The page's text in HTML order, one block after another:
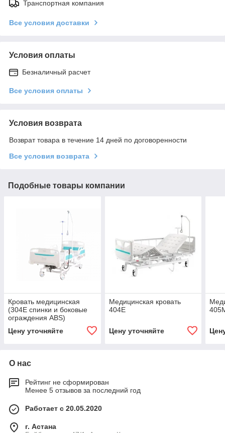
Транспортная компания
Все условия доставки
Условия оплаты
Безналичный расчет
Все условия оплаты
Условия возврата
Возврат товара в течение 14 дней по договоренности
Все условия возврата
Подобные товары компании
Кровать медицинская
(304E спинки и боковые
ограждения ABS)
Цену уточняйте
Медицинская кровать
404E
Цену уточняйте
О нас
Рейтинг не сформирован
Менее 5 отзывов за последний год
Работает с 20.05.2020
г. Астана